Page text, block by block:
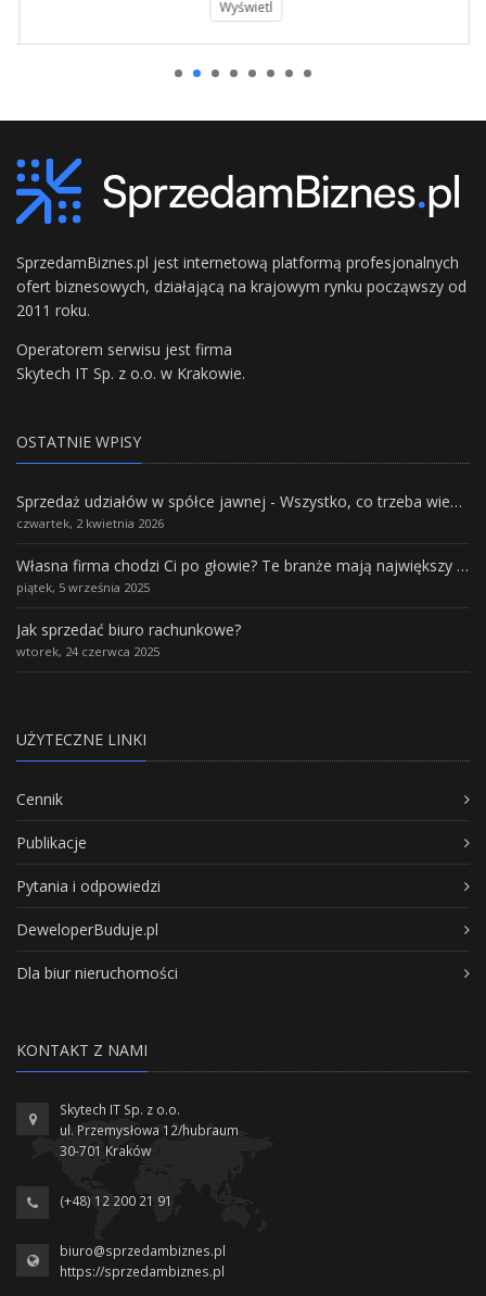
Wyświetl
SprzedamBiznes.pl jest internetową platformą profesjonalnych
ofert biznesowych, działającą na krajowym rynku począwszy od
2011 roku.
Operatorem serwisu jest firma
Skytech IT Sp. z o.o. w Krakowie.
OSTATNIE WPISY
Sprzedaż udziałów w spółce jawnej - Wszystko, co trzeba wiedzieć.
czwartek, 2 kwietnia 2026
Własna firma chodzi Ci po głowie? Te branże mają największy potencjał rozwoju
piątek, 5 września 2025
Jak sprzedać biuro rachunkowe?
wtorek, 24 czerwca 2025
UŻYTECZNE LINKI
Cennik
Publikacje
Pytania i odpowiedzi
DeweloperBuduje.pl
Dla biur nieruchomości
KONTAKT Z NAMI
Skytech IT Sp. z o.o.
ul. Przemysłowa 12/hubraum
30-701 Kraków
(+48) 12 200 21 91
biuro@sprzedambiznes.pl
https://sprzedambiznes.pl